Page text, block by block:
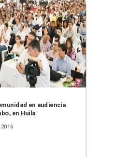
en audiencia
en Huila
2016